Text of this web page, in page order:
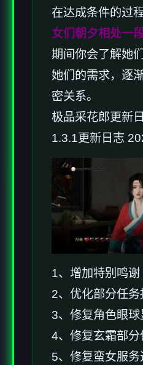
在达成条件的过程
女们朝夕相处一
期间你会了解她
她们的需求，逐
密关系。
极品采花郎更新
1.3.1更新日志
1、增加特别鸣谢
2、优化部分任务
3、修复角色眼球
4、修复玄霜部
5、修复蛮女服